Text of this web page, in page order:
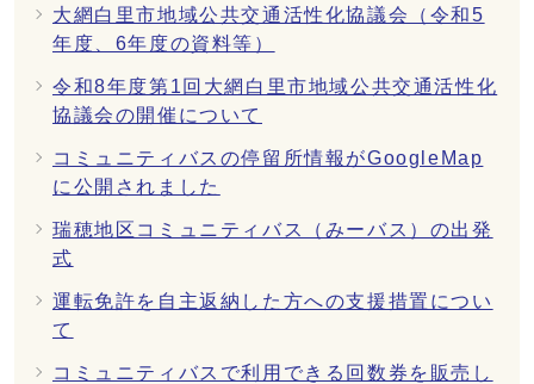
大網白里市地域公共交通活性化協議会（令和5
年度、6年度の資料等）
令和8年度第1回大網白里市地域公共交通活性化
協議会の開催について
コミュニティバスの停留所情報がGoogleMap
に公開されました
瑞穂地区コミュニティバス（みーバス）の出発
式
運転免許を自主返納した方への支援措置につい
て
コミュニティバスで利用できる回数券を販売し